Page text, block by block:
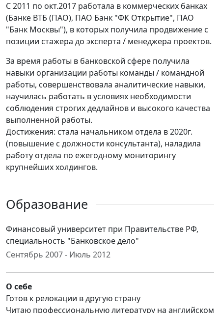
С 2011 по окт.2017 работала в коммерческих банках
(Банке ВТБ (ПАО), ПАО Банк "ФК Открытие", ПАО
"Банк Москвы"), в которых получила продвижение с
позиции стажера до эксперта / менеджера проектов.
За время работы в банковской сфере получила
навыки организации работы команды / командной
работы, совершенствовала аналитические навыки,
научилась работать в условиях необходимости
соблюдения строгих дедлайнов и высокого качества
выполненной работы.
Достижения: стала начальником отдела в 2020г.
(повышение с должности консультанта), наладила
работу отдела по ежегодному мониторингу
крупнейших холдингов.
Образование
Финансовый университет при Правительстве РФ,
специальность "Банковское дело"
Сентябрь 2007 - Июль 2012
О себе
Готов к релокации в другую страну
Читаю профессиональную литературу на английском